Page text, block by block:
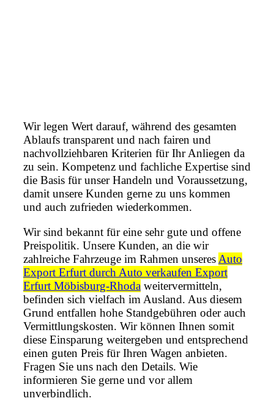
Wir legen Wert darauf, während des gesamten
Ablaufs transparent und nach fairen und
nachvollziehbaren Kriterien für Ihr Anliegen da
zu sein. Kompetenz und fachliche Expertise sind
die Basis für unser Handeln und Voraussetzung,
damit unsere Kunden gerne zu uns kommen
und auch zufrieden wiederkommen.
Wir sind bekannt für eine sehr gute und offene
Preispolitik. Unsere Kunden, an die wir
zahlreiche Fahrzeuge im Rahmen unseres Auto
Export Erfurt durch Auto verkaufen Export
Erfurt Möbisburg-Rhoda weitervermitteln,
befinden sich vielfach im Ausland. Aus diesem
Grund entfallen hohe Standgebühren oder auch
Vermittlungskosten. Wir können Ihnen somit
diese Einsparung weitergeben und entsprechend
einen guten Preis für Ihren Wagen anbieten.
Fragen Sie uns nach den Details. Wie
informieren Sie gerne und vor allem
unverbindlich.